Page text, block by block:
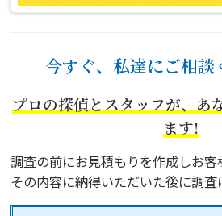
今すぐ、私達にご相談
プロの探偵とスタッフが、あ
ます!
調査の前にお見積もりを作成しお客
その内容に納得いただいた後に調査